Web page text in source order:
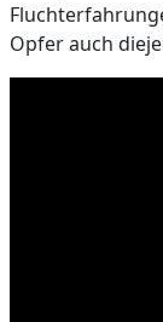
Opfer auch